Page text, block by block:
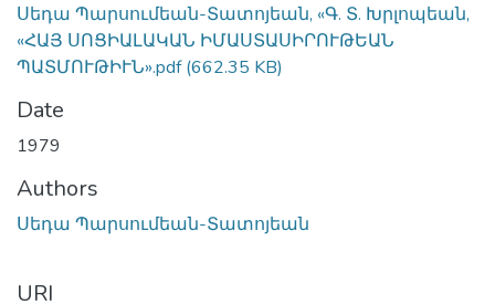
Սեդա Պարսումեան-Տատոյեան, «Գ. Տ. Խրլոպեան,
«ՀԱՅ ՍՈՑԻԱԼԱԿԱՆ ԻՄԱՍՏԱՍԻՐՈՒԹԵԱՆ
ՊԱՏՄՈՒԹԻՒՆ».pdf(662.35 KB)
Date
1979
Authors
Սեդա Պարսումեան-Տատոյեան
URI